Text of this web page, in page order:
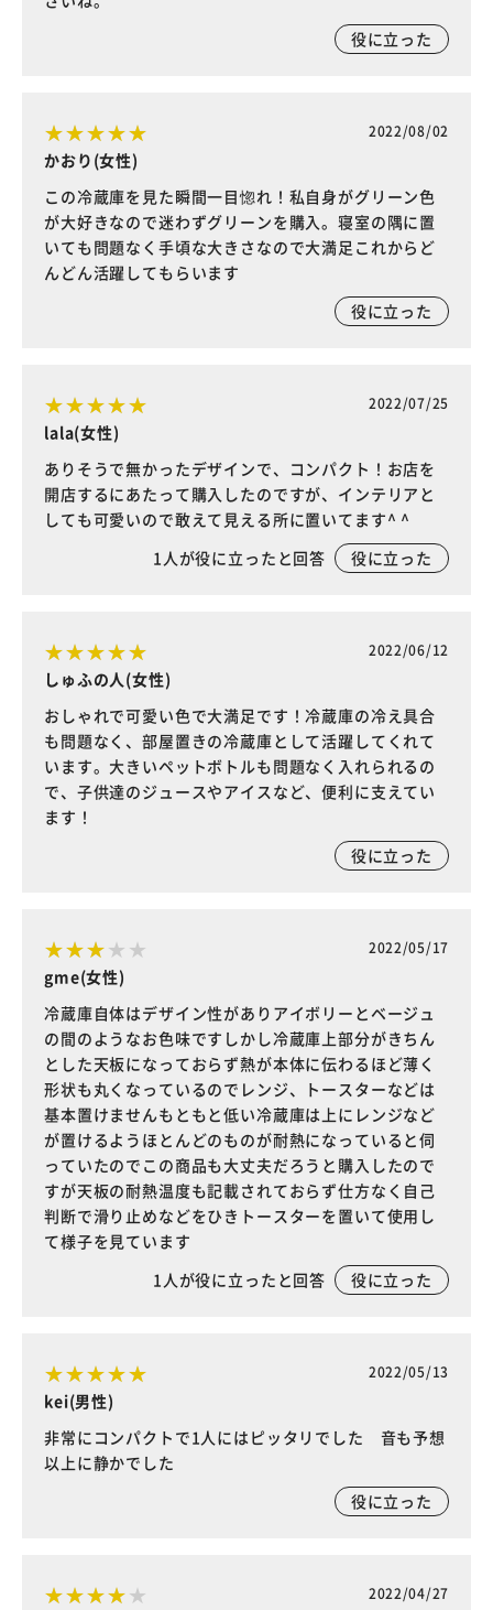
役に立った
2022/08/02
かおり(女性)
この冷蔵庫を見た瞬間一目惚れ！私自身がグリーン色
が大好きなので迷わずグリーンを購入。寝室の隅に置
いても問題なく手頃な大きさなので大満足これからど
んどん活躍してもらいます
役に立った
2022/07/25
lala(女性)
ありそうで無かったデザインで、コンパクト！お店を
開店するにあたって購入したのですが、インテリアと
しても可愛いので敢えて見える所に置いてます^ ^
1人が役に立ったと回答 役に立った
2022/06/12
しゅふの人(女性)
おしゃれで可愛い色で大満足です！冷蔵庫の冷え具合
も問題なく、部屋置きの冷蔵庫として活躍してくれて
います。大きいペットボトルも問題なく入れられるの
で、子供達のジュースやアイスなど、便利に支えてい
ます！
役に立った
2022/05/17
gme(女性)
冷蔵庫自体はデザイン性がありアイボリーとベージュ
の間のようなお色味ですしかし冷蔵庫上部分がきちん
とした天板になっておらず熱が本体に伝わるほど薄く
形状も丸くなっているのでレンジ、トースターなどは
基本置けませんもともと低い冷蔵庫は上にレンジなど
が置けるようほとんどのものが耐熱になっていると伺
っていたのでこの商品も大丈夫だろうと購入したので
すが天板の耐熱温度も記載されておらず仕方なく自己
判断で滑り止めなどをひきトースターを置いて使用し
て様子を見ています
1人が役に立ったと回答 役に立った
2022/05/13
kei(男性)
非常にコンパクトで1人にはピッタリでした 音も予想
以上に静かでした
役に立った
2022/04/27